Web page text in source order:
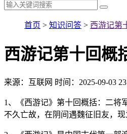
首页 > 知识问答 > 西游记第
西游记第十回概
来源：互联网 时间：2025-09-03
1、《西游记》第十回概括：二将
不久亡故，在阴间遇魏征旧友，